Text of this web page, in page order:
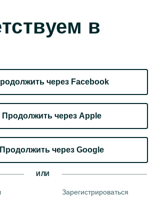
в
через Facebook
Продолжить через Apple
Продолжить через Google
ИЛИ
Зарегистрироваться